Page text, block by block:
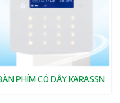
PHÍM CÓ DÂY KARASSN